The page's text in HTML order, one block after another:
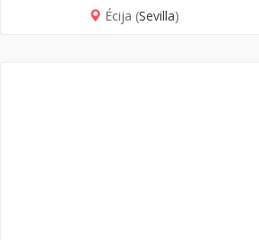
Écija (Sevilla)